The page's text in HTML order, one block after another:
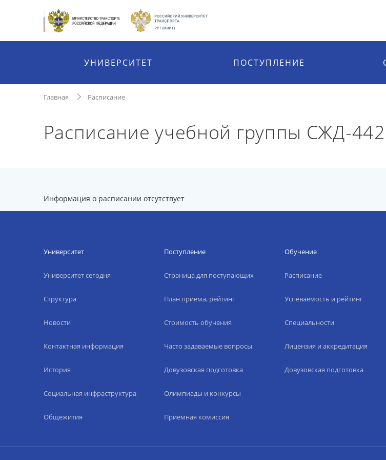
УНИВЕРСИТЕТ ПОСТУПЛЕНИЕ
Главная Расписание
Расписание учебной группы СЖД-442
Информация о расписании отсутствует
Университет
Университет сегодня
Структура
Новости
Контактная информация
История
Социальная инфраструктура
Общежития
Поступление
Страница для поступающих
План приёма, рейтинг
Стоимость обучения
Часто задаваемые вопросы
Довузовская подготовка
Олимпиады и конкурсы
Приёмная комиссия
Обучение
Расписание
Успеваемость и рейтинг
Специальности
Лицензия и аккредитация
Довузовская подготовка